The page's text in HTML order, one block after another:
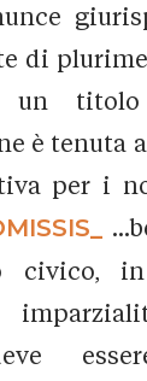
di
titolo
è tenuta
per i
civico,